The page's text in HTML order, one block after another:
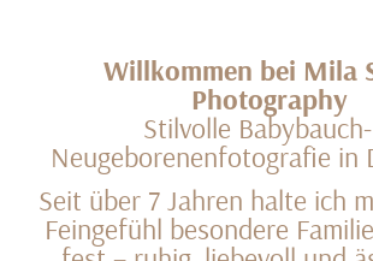
Willkommen bei Mila
Photography
Stilvolle
Neugeborenenfotografie in
Seit über 7 Jahren halte ich
Feingefühl besondere